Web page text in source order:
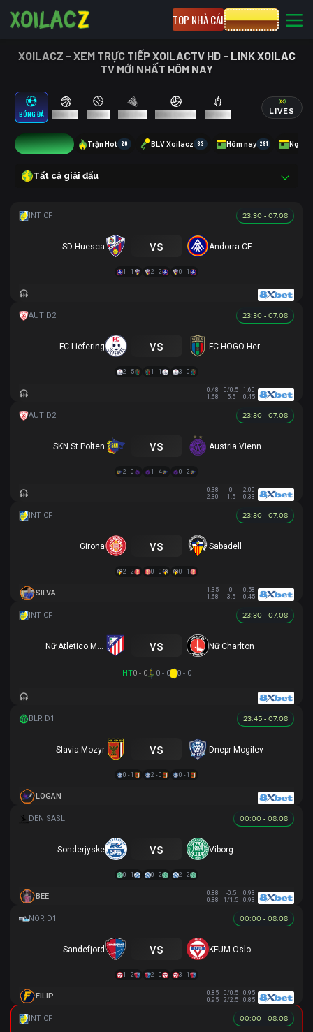
TOP NHÀ CÁI CƯỢC 8XBET
XOILACZ - XEM TRỰC TIẾP XOILACTV HD - LINK XOILAC
TV MỚI NHẤT HÔM NAY
BÓNG ĐÁ BÓNG RỔ TENNIS CẦU LÔNG BÓNG CHUYỀN LIVES
27 Trận Hot 20 BLV Xoilacz 33 Hôm nay 281 Ngày
Tất cả giải đấu
23:30 - 07.08
SD Huesca vs Andorra CF
1 - 1 2 - 2 0 - 1
23:30 - 07.08
FC Liefering vs FC HOGO Hertha Wels
2 - 5 1 - 1 3 - 0
0.48 0/0.5
1.60
1.68
5.5 0.45
23:30 - 07.08
SKN St.Polten vs
2 - 0 1 - 4 0 - 2
0.38 0
2.00
2.30
1.5 0.33
23:30 - 07.08
Girona vs Sabadell
2 - 2 0 - 0 0 - 1
SILVA 1.35 0
0.58
1.68
3.5 0.45
23:30 - 07.08
vs Nữ Charlton
HT0 - 0 0 - 0 0 - 0
23:45 - 07.08
Slavia Mozyr vs Dnepr Mogilev
0 - 1 2 - 0 0 - 1
LOGAN
00:00 - 08.08
Sonderjyske vs Viborg
0 - 1 0 - 2 2 - 2
BEE 0.88 -0.5
0.93
0.88
1/1.5 0.93
00:00 - 08.08
Sandefjord vs KFUM Oslo
1 - 2 2 - 0 3 - 1
FILIP 0.85 0/0.5
0.95
0.95
2/2.5 0.85
00:00 - 08.08